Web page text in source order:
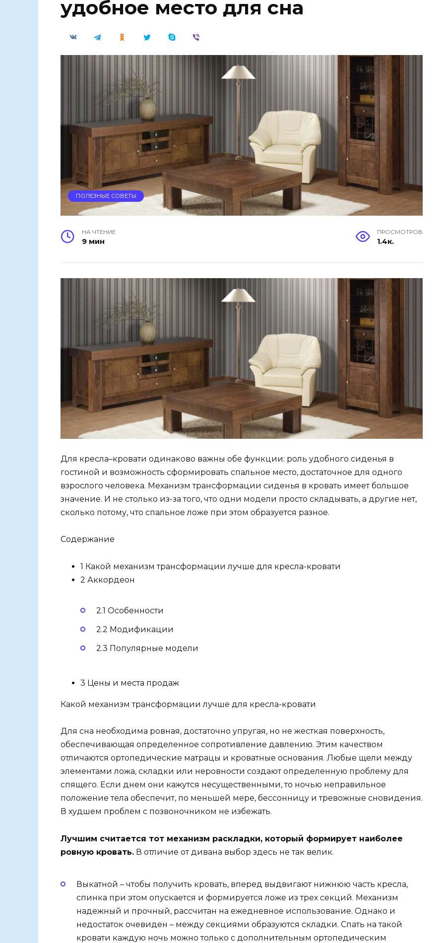
удобное место для сна
ПОЛЕЗНЫЕ СОВЕТЫ
НА ЧТЕНИЕ
9 мин
ПРОСМОТРОВ
1.4к.
Для кресла–кровати одинаково важны обе функции: роль удобного сиденья в
гостиной и возможность сформировать спальное место, достаточное для одного
взрослого человека. Механизм трансформации сиденья в кровать имеет большое
значение. И не столько из-за того, что одни модели просто складывать, а другие нет,
сколько потому, что спальное ложе при этом образуется разное.
Содержание
1 Какой механизм трансформации лучше для кресла-кровати
2 Аккордеон
2.1 Особенности
2.2 Модификации
2.3 Популярные модели
3 Цены и места продаж
Какой механизм трансформации лучше для кресла-кровати
Для сна необходима ровная, достаточно упругая, но не жесткая поверхность,
обеспечивающая определенное сопротивление давлению. Этим качеством
отличаются ортопедические матрацы и кроватные основания. Любые щели между
элементами ложа, складки или неровности создают определенную проблему для
спящего. Если днем они кажутся несущественными, то ночью неправильное
положение тела обеспечит, по меньшей мере, бессонницу и тревожные сновидения.
В худшем проблем с позвоночником не избежать.
Лучшим считается тот механизм раскладки, который формирует наиболее
ровную кровать. В отличие от дивана выбор здесь не так велик.
Выкатной – чтобы получить кровать, вперед выдвигают нижнюю часть кресла,
спинка при этом опускается и формируется ложе из трех секций. Механизм
надежный и прочный, рассчитан на ежедневное использование. Однако и
недостаток очевиден – между секциями образуются складки. Спать на такой
кровати каждую ночь можно только с дополнительным ортопедическим